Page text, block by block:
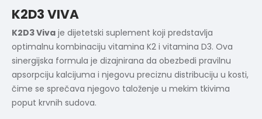
K2D3 VIVA
K2D3 Viva je dijetetski suplement koji predstavlja
optimalnu kombinaciju vitamina K2 i vitamina D3. Ova
sinergijska formula je dizajnirana da obezbedi pravilnu
apsorpciju kalcijuma i njegovu preciznu distribuciju u kosti,
čime se sprečava njegovo taloženje u mekim tkivima
poput krvnih sudova.